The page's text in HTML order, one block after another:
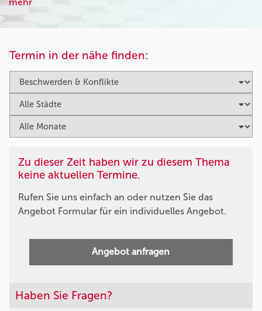
Termin in der nähe finden:
Zu dieser Zeit haben wir zu diesem Thema
keine aktuellen Termine.
Rufen Sie uns einfach an oder nutzen Sie das
Angebot Formular für ein individuelles Angebot.
Angebot anfragen
Haben Sie Fragen?